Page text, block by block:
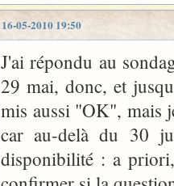
16-05-2010 19:50
J'ai répondu au
29 mai, donc, et
mis aussi "OK", mais
car au-delà du 30
disponibilité : a